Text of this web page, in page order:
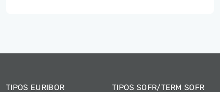
TIPOS EURIBOR TIPOS SOFR/TERM SOFR